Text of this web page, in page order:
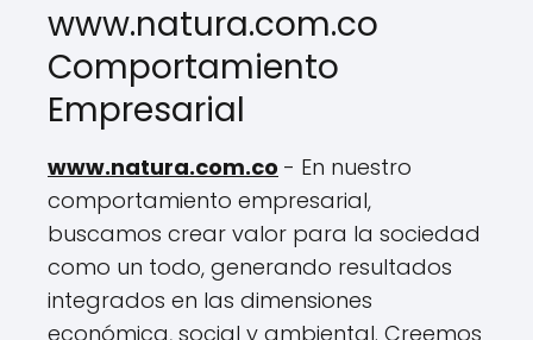
www.natura.com.co
Comportamiento
Empresarial
www.natura.com.co - En nuestro
comportamiento empresarial,
buscamos crear valor para la sociedad
como un todo, generando resultados
integrados en las dimensiones
económica, social y ambiental. Creemos